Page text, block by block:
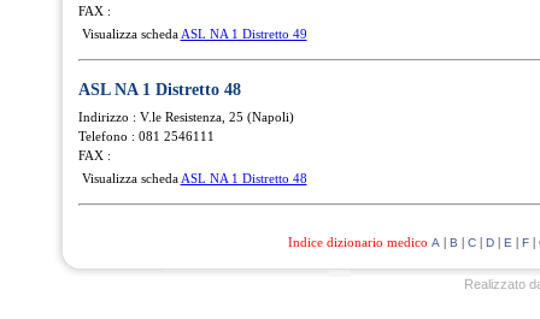
FAX :
Visualizza scheda ASL NA 1 Distretto 49
ASL NA 1 Distretto 48
Indirizzo : V.le Resistenza, 25 (Napoli)
Telefono : 081 2546111
FAX :
Visualizza scheda ASL NA 1 Distretto 48
Indice dizionario medico A | B | C| D| E | F|
Realizzato